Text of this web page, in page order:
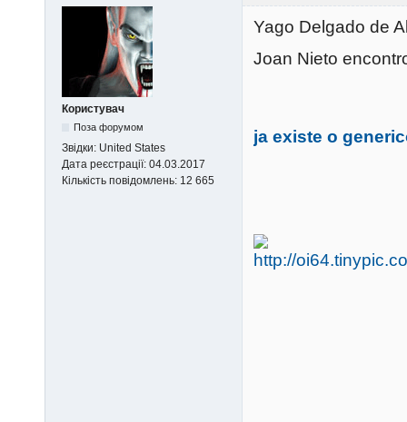
Користувач
Поза форумом
Звідки: United States
Дата реєстрації: 04.03.2017
Кількість повідомлень: 12 665
Yago Delgado de
Joan Nieto
ja existe o